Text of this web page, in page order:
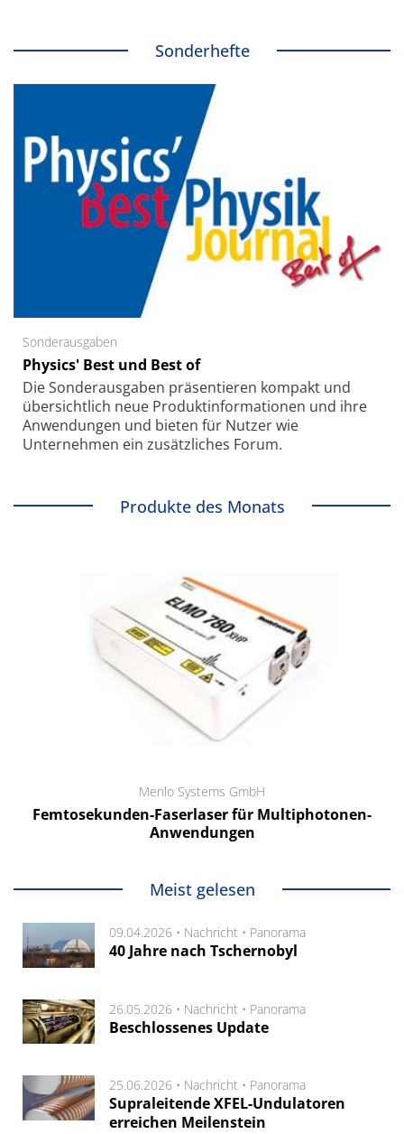
Sonderhefte
Sonderausgaben
Physics' Best und Best of
Die Sonder­ausgaben präsentieren kompakt und
übersichtlich neue Produkt­informationen und ihre
Anwendungen und bieten für Nutzer wie
Unternehmen ein zusätzliches Forum.
Produkte des Monats
Menlo Systems GmbH
Femtosekunden-Faserlaser für Multiphotonen-
Anwendungen
Meist gelesen
09.04.2026 • Nachricht • Panorama
40 Jahre nach Tschernobyl
26.05.2026 • Nachricht • Panorama
Beschlossenes Update
25.06.2026 • Nachricht • Panorama
Supraleitende XFEL-Undulatoren
erreichen Meilenstein